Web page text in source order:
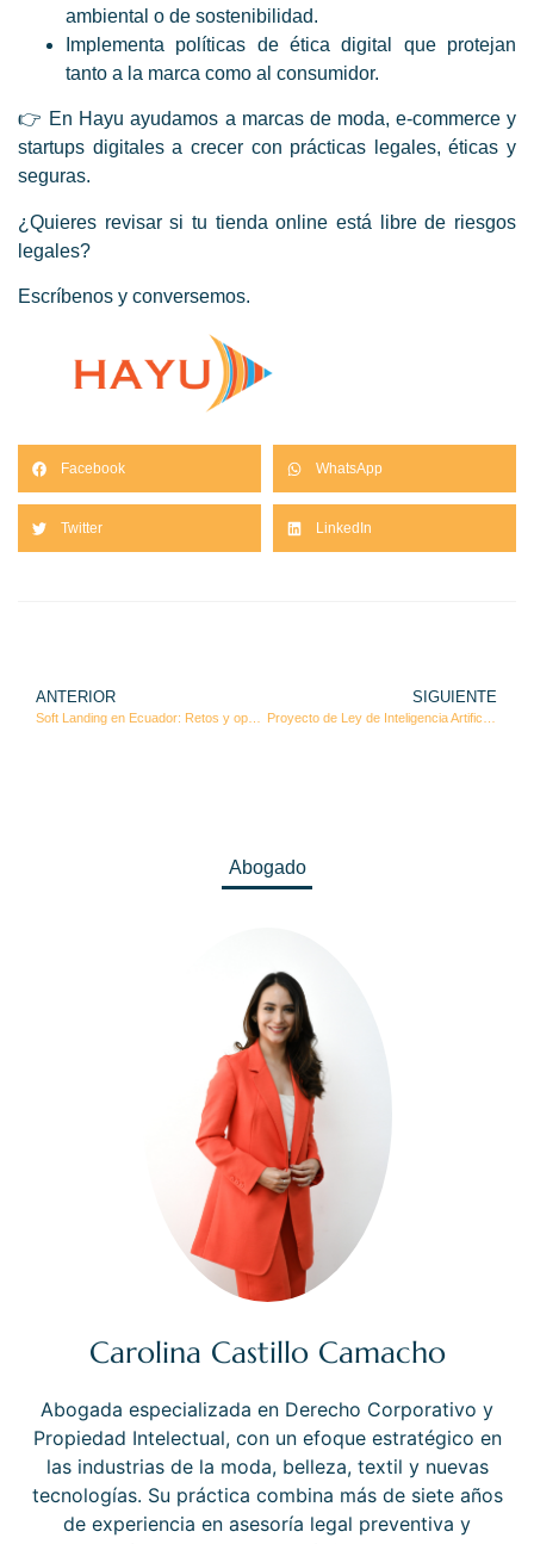
ambiental o de sostenibilidad.
Implementa políticas de ética digital que protejan
tanto a la marca como al consumidor.
👉 En Hayu ayudamos a marcas de moda, e-commerce y
startups digitales a crecer con prácticas legales, éticas y
seguras.
¿Quieres revisar si tu tienda online está libre de riesgos
legales?
Escríbenos y conversemos.
Facebook WhatsApp
Twitter LinkedIn
ANTERIOR SIGUIENTE
Abogado
Carolina Castillo Camacho
Abogada especializada en Derecho Corporativo y
Propiedad Intelectual, con un efoque estratégico en
las industrias de la moda, belleza, textil y nuevas
tecnologías. Su práctica combina más de siete años
de experiencia en asesoría legal preventiva y